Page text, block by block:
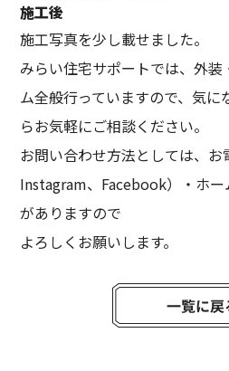
施工後
施工写真を少し載せました。
みらい住宅サポートでは、外
ム全般行っていますので、気に
らお気軽にご相談ください。
お問い合わせ方法としては、お
Instagram、Facebook）・ホ
がありますので
よろしくお願いします。